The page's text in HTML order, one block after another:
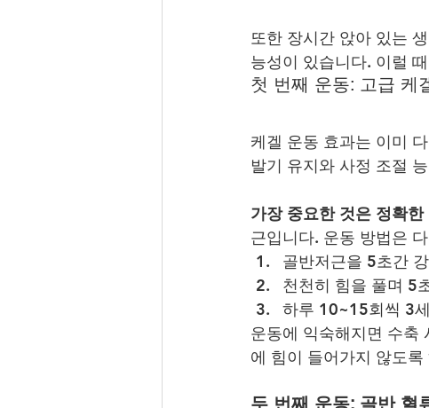
또한 장시간 앉아 있는
능성이 있습니다. 이럴
첫 번째 운동: 고급 케
케겔 운동 효과는 이미
발기 유지와 사정 조절
가장 중요한 것은 정확
근입니다. 운동 방법은
골반저근을 5초간
천천히 힘을 풀며 5
하루 10~15회씩 3
운동에 익숙해지면 수축
에 힘이 들어가지 않도
두 번째 운동: 골반 혈